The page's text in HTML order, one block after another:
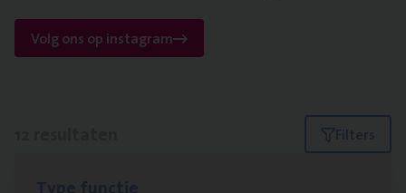
Volg ons op instagram
Filters